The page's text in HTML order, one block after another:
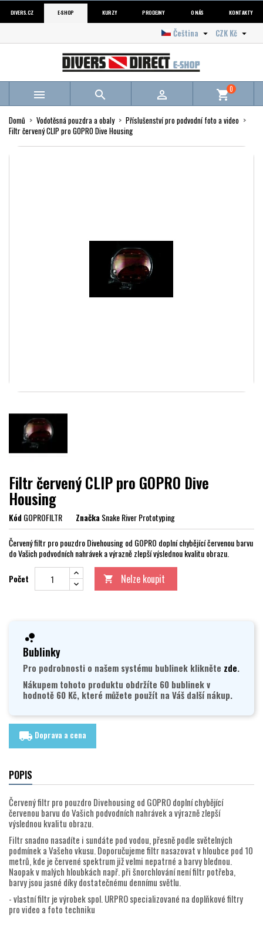
DIVERS.CZ E-SHOP KURZY PRODEJNY O NÁS KONTAKTY
CZK Kč 
Čeština 
   shopping_cart0
Domů Vodotěsná pouzdra a obaly
Příslušenství pro podvodní foto a video
Filtr červený CLIP pro GOPRO Dive Housing
Filtr červený CLIP pro GOPRO Dive
Housing
KódGOPROFILTR ZnačkaSnake River Prototyping
Červený filtr pro pouzdro Divehousing od GOPRO doplní chybějící červenou barvu
do Vašich podvodních nahrávek a výrazně zlepší výslednou kvalitu obrazu.
Počet  Nelze koupit
Bublinky
Pro podrobnosti o našem systému bublinek klikněte zde.
Nákupem tohoto produktu obdržíte 60 bublinek v
hodnotě 60 Kč, které můžete použít na Váš další nákup.
local_shipping Doprava a cena
POPIS
Červený filtr pro pouzdro Divehousing od GOPRO doplní chybějící
červenou barvu do Vašich podvodních nahrávek a výrazně zlepší
výslednou kvalitu obrazu.
Filtr snadno nasadíte i sundáte pod vodou, přesně podle světelných
podmínek a Vašeho vkusu. Doporučujeme filtr nasazovat v hloubce pod 10
metrů, kde je červené spektrum již velmi nepatrné a barvy blednou.
Naopak v malých hloubkách např. při šnorchlování není filtr potřeba,
barvy jsou jasné díky dostatečnému dennímu světlu.
- vlastní filtr je výrobek spol. URPRO specializované na doplňkové filtry
pro video a foto techniku